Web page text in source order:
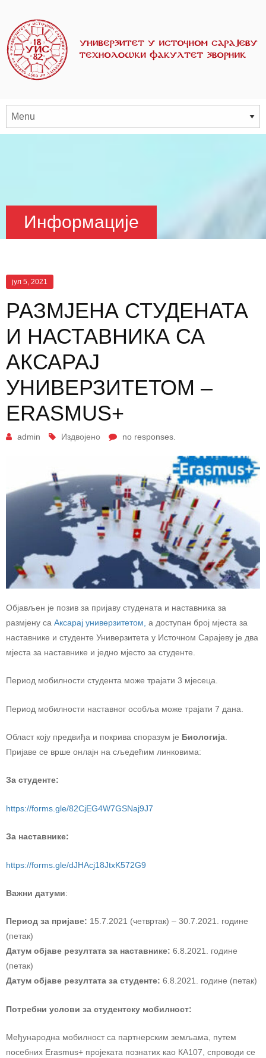
Информације
јул 5, 2021
РАЗМЈЕНА СТУДЕНАТА
И НАСТАВНИКА СА
АКСАРАЈ
УНИВЕРЗИТЕТОМ –
ЕRASMUS+
admin Издвојено no responses.
Објављен је позив за пријаву студената и наставника за
размјену са Аксарај универзитетом, а доступан број мјеста за
наставнике и студенте Универзитета у Источном Сарајеву је два
мјеста за наставнике и једно мјесто за студенте.
Период мобилности студента може трајати 3 мјесеца.
Период мобилности наставног особља може трајати 7 дана.
Област коју предвиђа и покрива споразум је Биологија
Пријаве се врше онлајн на сљедећим линковима:
За студенте:
https://forms.gle/82CjEG4W7GSNaj9J7
За наставнике:
https://forms.gle/dJHAcj18JtxK572G9
Важни датуми:
Период за пријаве: 15.7.2021 (четвртак) – 30.7.2021. године
(петак)
Датум објаве резултата за наставнике: 6.8.2021. године
(петак)
Датум објаве резултата за студенте: 6.8.2021. године (петак)
Потребни услови за студентску мобилност:
Међународна мобилност са партнерским земљама, путем
посебних Еrasmus+ пројеката познатих као КА107, спроводи се